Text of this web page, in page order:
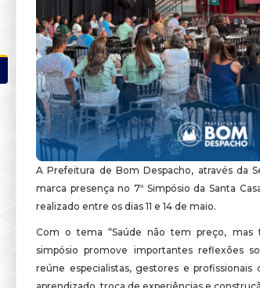
A Prefeitura de Bom Despacho, através da
marca presença no 7º Simpósio da Santa
realizado entre os dias 11 e 14 de maio.
Com o tema “Saúde não tem preço, mas
simpósio promove importantes reflexões
reúne especialistas, gestores e